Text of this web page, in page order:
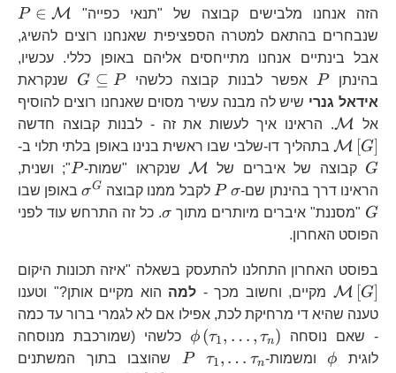
הזה אנחנו מלבישים קבוצה של "תנאי כפייה"
P ∈ M
שנבחרים בהתאם למטרה הספציפית שאנחנו רוצים להשיג,
אבל בינתיים אנחנו מתייחסים אליהם באופן כללי. עכשיו,
בהינתן
P P אפשר לבנות קבוצה כלשהי
P
G ⊆ P
שנקראת
אידאל גנרי שיש לה מבנה עשיר מסוים שאנחנו רוצים להוסיף
אל
\mathcal{M} M. הראינו איך לעשות את זה - לבנות קבוצה חדשה
M [G] בתהליך דו-שלבי שבו ראשית בנינו באופן בלתי תלוי ב-
G קבוצה של איברים של
\mathcal{M}
M שנקראו "שמות- P
P"; ושנית,
הראינו דרך בהינתן שם-
P P
\sigma σ לקבל ממנו קבוצה σG באופן שבו
G G "מסננת" איברים מיותרים מתוך
\sigma
σ. כל זה התרחש עוד לפני
הפוסט האחרון.
בפוסט האחרון התחלנו להתעסק בשאלה "איזה תכונות היקום
M [G] מקיים, וחשוב מכך - למה הוא מקיים אותן?" וטענו
טענה שהיא די מרחיקת לכת, אפילו אם לא לגמרי ברור עד כמה
- שאם נוסחה
ϕ (τ1, … , τn)
כלשהי (שמורכבת מנוסחה
לוגית
\phi ϕומשמות- P
P\tau_{1},\ldots\tau_{n}
τ1, … τn
שהוצבו בתוך המשתנים